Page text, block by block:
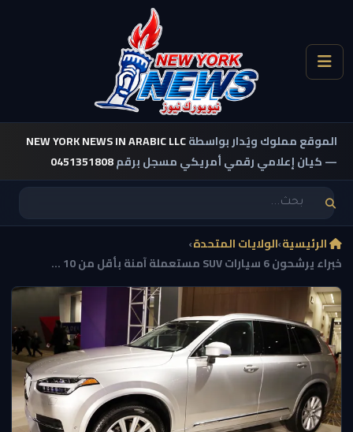
الموقع مملوك ويُدار بواسطةNEW YORK NEWS IN ARABIC LLC
— كيان إعلامي رقمي أمريكي مسجل برقم0451351808
الرئيسية›الولايات المتحدة›
خبراء يرشحون 6 سيارات SUV مستعملة آمنة بأقل من 10 ...